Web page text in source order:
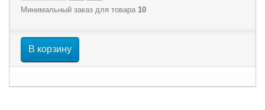
Минимальный заказ для товара 10
В корзину